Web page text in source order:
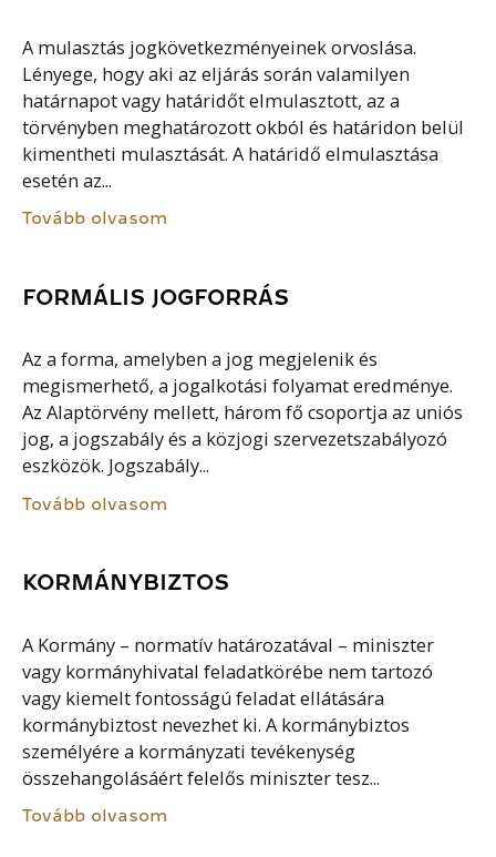
A mulasztás jogkövetkezményeinek orvoslása.
Lényege, hogy aki az eljárás során valamilyen
határnapot vagy határidőt elmulasztott, az a
törvényben meghatározott okból és határidon belül
kimentheti mulasztását. A határidő elmulasztása
esetén az...
Tovább olvasom
FORMÁLIS JOGFORRÁS
Az a forma, amelyben a jog megjelenik és
megismerhető, a jogalkotási folyamat eredménye.
Az Alaptörvény mellett, három fő csoportja az uniós
jog, a jogszabály és a közjogi szervezetszabályozó
eszközök. Jogszabály...
Tovább olvasom
KORMÁNYBIZTOS
A Kormány – normatív határozatával – miniszter
vagy kormányhivatal feladatkörébe nem tartozó
vagy kiemelt fontosságú feladat ellátására
kormánybiztost nevezhet ki. A kormánybiztos
személyére a kormányzati tevékenység
összehangolásáért felelős miniszter tesz...
Tovább olvasom